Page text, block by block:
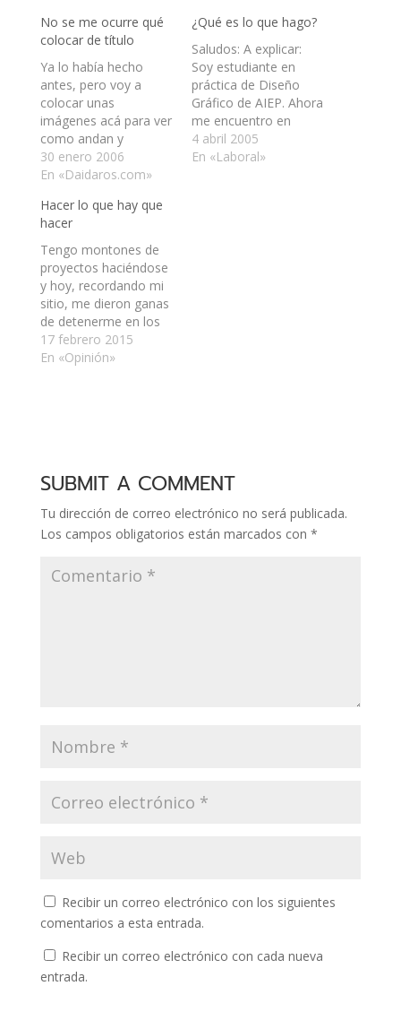
No se me ocurre qué
colocar de título
Ya lo habí­a hecho
antes, pero voy a
colocar unas
imágenes acá para ver
como andan y
aprovechar de subir un
posteo más. No
pero puedo colocar mi
status de Google Talk
acá: Así también mi
membresí­a MMUG: Y,
si no estoy mal, habí­a
otra para…
30 enero 2006
En «Daidaros.com»
¿Qué es lo que hago?
Saludos: A explicar:
Soy estudiante en
práctica de Diseño
Gráfico de AIEP. Ahora
me encuentro en
período de práctica o
pasantía. Debo hacer
4 abril 2005
En «Laboral»
Hacer lo que hay que
hacer
Tengo montones de
proyectos haciéndose
y hoy, recordando mi
sitio, me dieron ganas
de detenerme en los
demás para darle unas
horas a ordenar las
es…
17 febrero 2015
En «Opinión»
SUBMIT A COMMENT
Tu dirección de correo electrónico no será publicada.
Los campos obligatorios están marcados con *
Recibir un correo electrónico con los siguientes
comentarios a esta entrada.
Recibir un correo electrónico con cada nueva
entrada.